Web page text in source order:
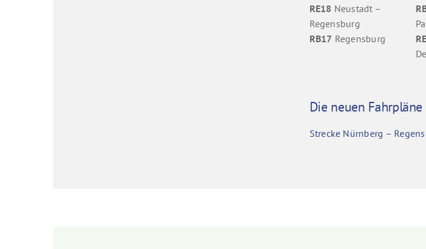
RE18 Neustadt –
Regensburg
RB17 Regensburg
Die neuen
Strecke Nürnberg –